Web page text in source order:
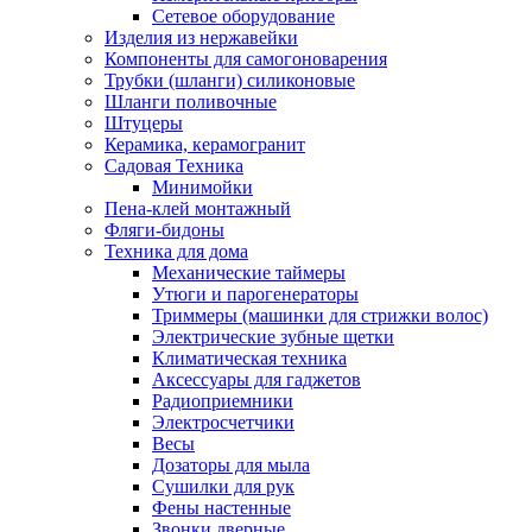
Сетевое оборудование
Изделия из нержавейки
Компоненты для самогоноварения
Трубки (шланги) силиконовые
Шланги поливочные
Штуцеры
Керамика, керамогранит
Садовая Техника
Минимойки
Пена-клей монтажный
Фляги-бидоны
Техника для дома
Механические таймеры
Утюги и парогенераторы
Триммеры (машинки для стрижки волос)
Электрические зубные щетки
Климатическая техника
Аксессуары для гаджетов
Радиоприемники
Электросчетчики
Весы
Дозаторы для мыла
Сушилки для рук
Фены настенные